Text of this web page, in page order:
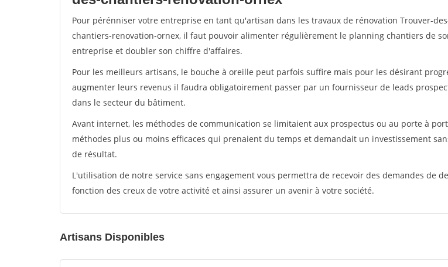
Pour pérénniser votre entreprise en tant qu'artisan dans les travaux de rénovation Trouver-
chantiers-renovation-ornex, il faut pouvoir alimenter régulièrement le planning chantiers de
entreprise et doubler son chiffre d'affaires.
Pour les meilleurs artisans, le bouche à oreille peut parfois suffire mais pour les désirant
augmenter leurs revenus il faudra obligatoirement passer par un fournisseur de leads
dans le secteur du bâtiment.
Avant internet, les méthodes de communication se limitaient aux prospectus ou au porte à
méthodes plus ou moins efficaces qui prenaient du temps et demandait un investissement
de résultat.
L'utilisation de notre service sans engagement vous permettra de recevoir des demandes de
fonction des creux de votre activité et ainsi assurer un avenir à votre société.
Artisans Disponibles